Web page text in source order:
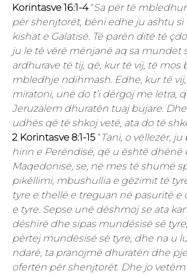
Korintasve 16:1-4“Sa për të
për shenjtorët, bëni edhe ju ashtu si
kishat e Galatisë. Të parën ditë të
ju le të vërë mënjanë aq sa mundet
ardhurave të tij, që, kur të vij, të mos
mbledhje ndihmash. Edhe, kur të
miratoni, unë do t’i dërgoj me letra,
Jeruzalem dhuratën tuaj bujare.
udhës që të shkoj vetë, ata do të
2 Korintasve 8:1-15 “Tani, o vëllezër,
hirin e Perëndisë, që u është dhënë
Maqedonisë, se, në mes të shumë
pikëllimi, mbushullia e gëzimit të
tyre e thellë e treguan në pasuritë e
e tyre. Sepse unë dëshmoj se ata
dëshirë dhe sipas mundësisë së
përtej mundësisë së tyre, dhe na u
ndarë, ta pranojmë dhuratën dhe
ofertën për shenjtorët. Dhe jo